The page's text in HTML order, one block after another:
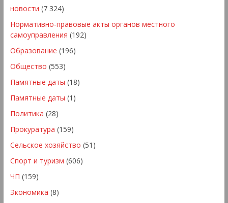
новости (7 324)
Нормативно-правовые акты органов местного
самоуправления (192)
Образование (196)
Общество (553)
Памятные даты (18)
Памятные даты (1)
Политика (28)
Прокуратура (159)
Сельское хозяйство (51)
Спорт и туризм (606)
ЧП (159)
Экономика (8)